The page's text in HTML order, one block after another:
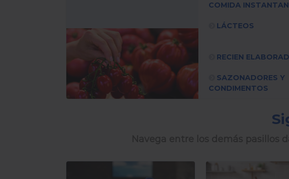
COMIDA
LÁCTEOS
RECIEN
SAZONADORES Y
CONDIMENTOS